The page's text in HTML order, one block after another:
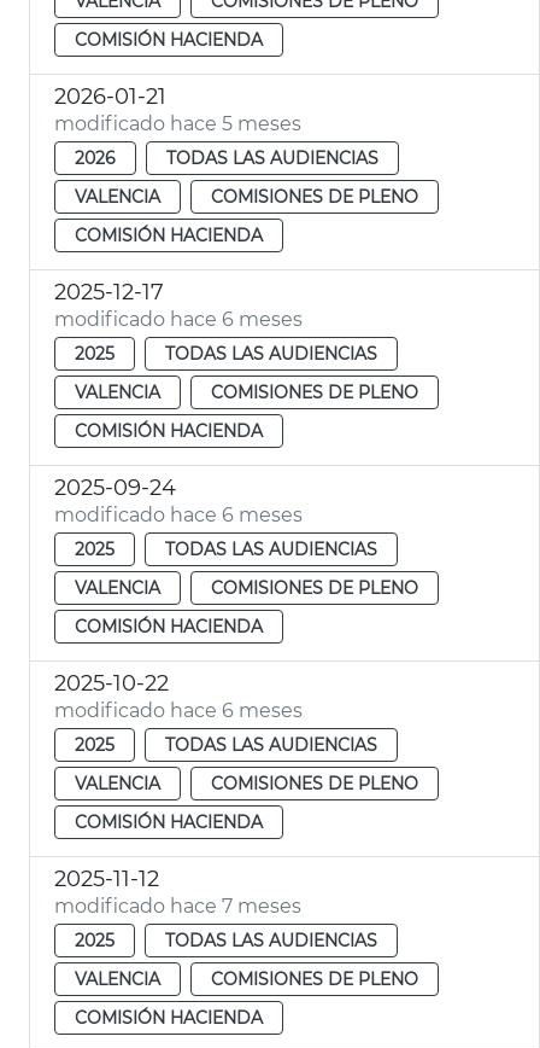
COMISIÓN HACIENDA
2026-01-21
modificado hace 5 meses
2026
TODAS LAS AUDIENCIAS
VALENCIA
COMISIONES DE PLENO
COMISIÓN HACIENDA
2025-12-17
modificado hace 6 meses
2025
TODAS LAS AUDIENCIAS
VALENCIA
COMISIONES DE PLENO
COMISIÓN HACIENDA
2025-09-24
modificado hace 6 meses
2025
TODAS LAS AUDIENCIAS
VALENCIA
COMISIONES DE PLENO
COMISIÓN HACIENDA
2025-10-22
modificado hace 6 meses
2025
TODAS LAS AUDIENCIAS
VALENCIA
COMISIONES DE PLENO
COMISIÓN HACIENDA
2025-11-12
modificado hace 7 meses
2025
TODAS LAS AUDIENCIAS
VALENCIA
COMISIONES DE PLENO
COMISIÓN HACIENDA